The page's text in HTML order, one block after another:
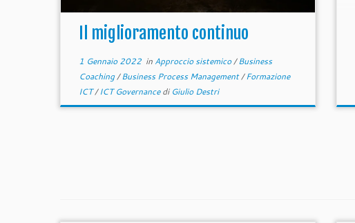
Il miglioramento continuo
1 Gennaio 2022in Approccio sistemico/Business
Coaching/Business Process Management/Formazione
ICT/ICT Governancedi Giulio Destri